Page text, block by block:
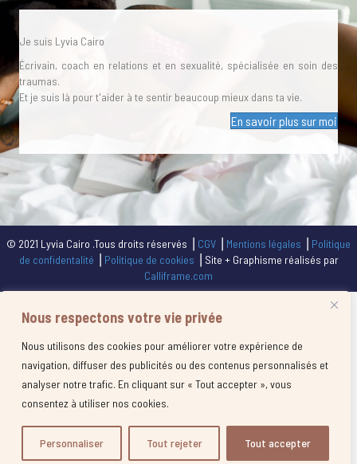
Nous respectons votre vie privée
Nous utilisons des cookies pour améliorer votre expérience de
navigation, diffuser des publicités ou des contenus personnalisés et
analyser notre trafic. En cliquant sur « Tout accepter », vous
consentez à utiliser nos cookies.
Personnaliser Tout rejeter Tout accepter
Je suis Lyvia Cairo
Écrivain, coach en relations et en sexualité, spécialisée en soin des
traumas.
Et je suis là pour t'aider à te sentir beaucoup mieux dans ta vie.
En savoir plus sur moi
© 2021 Lyvia Cairo .Tous droits réservés ⎥ CGV Mentions légales
Politique
de confidentalité
Politique de cookies ⎥ Site + Graphisme réalisés par
Calliframe.com